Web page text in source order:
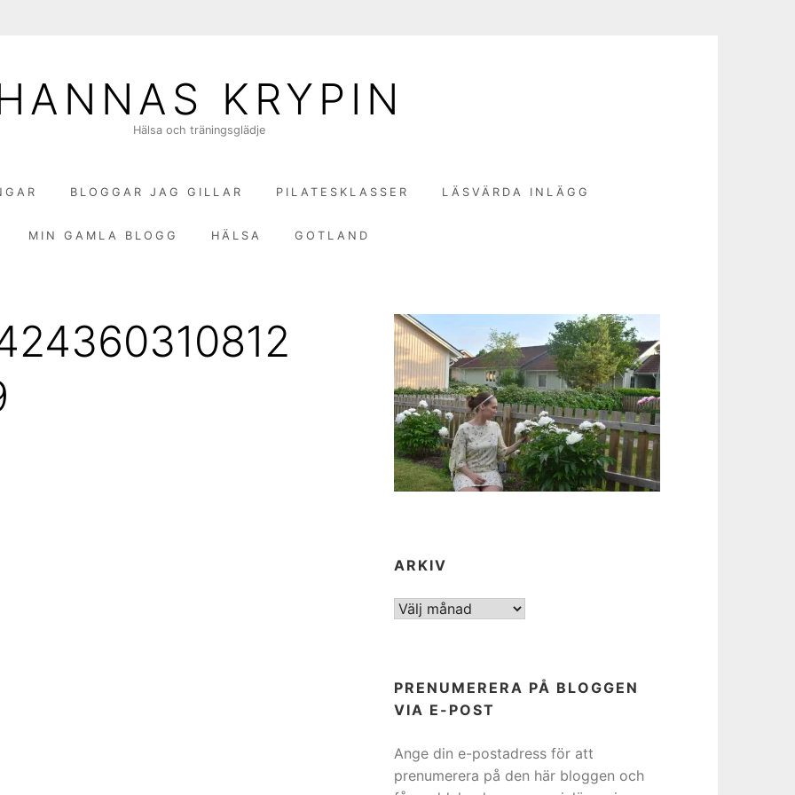
KRYPIN
Hälsa och träningsglädje
BLOGGAR JAG GILLAR PILATESKLASSER LÄSVÄRDA INLÄGG
MIN GAMLA BLOGG HÄLSA GOTLAND
ARKIV
ARKIV
PRENUMERERA PÅ BLOGGEN
VIA E-POST
Ange din e-postadress för att
prenumerera på den här bloggen och